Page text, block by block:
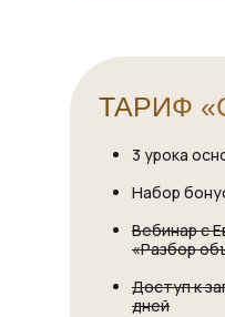
3 урока
Набор
Вебинар с
«Разбор
Доступ к
дней
ТАРИФ